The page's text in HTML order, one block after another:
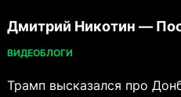
Дмитрий Никотин —
ВИДЕОБЛОГИ
Трамп высказался про